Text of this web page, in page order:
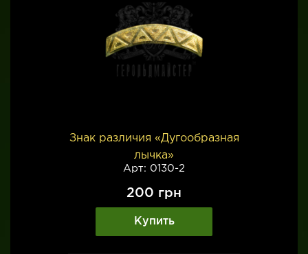
Знак различия «Дугообразная
лычка»
Арт: 0130-2
200 грн
Купить